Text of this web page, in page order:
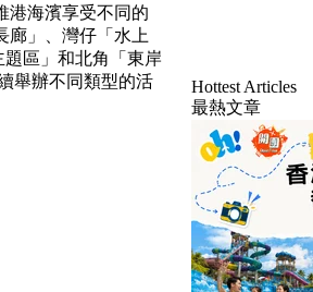
港海濱享受不同的
廊」、灣仔「水上
區」和北角「東岸
舉辦不同類型的活
Hottest Articles
最熱文章